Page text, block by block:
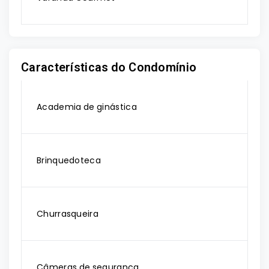
Características do Condomínio
Academia de ginástica
Brinquedoteca
Churrasqueira